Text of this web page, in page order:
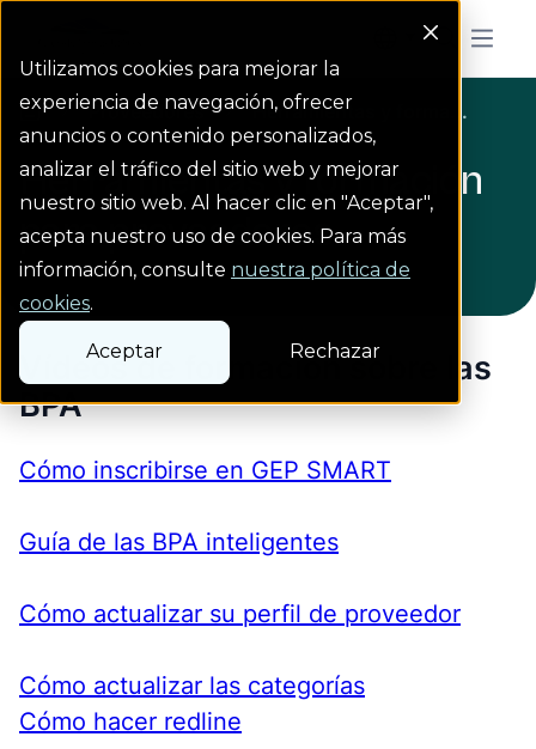
Utilizamos cookies para mejorar la
experiencia de navegación, ofrecer
anuncios o contenido personalizados,
analizar el tráfico del sitio web y mejorar
nuestro sitio web. Al hacer clic en "Aceptar",
acepta nuestro uso de cookies. Para más
información, consulte nuestra política de
cookies.
Aceptar Rechazar
Menu
HomepageProveedores
Proveedores Herramientas y forma...
Herramientas y formación
para proveedores
Vídeos de formación sobre las
BPA
Cómo inscribirse en GEP SMART
Guía de las BPA inteligentes
Cómo actualizar su perfil de proveedor
Cómo actualizar las categorías
Cómo hacer redline